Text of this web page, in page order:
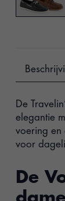
De
elegantie
voering en
voor
De